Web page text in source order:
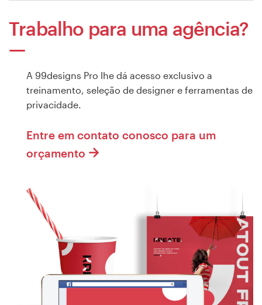
Trabalho para uma agência?
A 99designs Pro lhe dá acesso exclusivo a
treinamento, seleção de designer e ferramentas de
privacidade.
Entre em contato conosco para um
orçamento